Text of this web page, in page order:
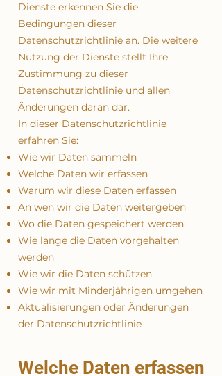
Dienste erkennen Sie die
Bedingungen dieser
Datenschutzrichtlinie an. Die weitere
Nutzung der Dienste stellt Ihre
Zustimmung zu dieser
Datenschutzrichtlinie und allen
Änderungen daran dar.
In dieser Datenschutzrichtlinie
erfahren Sie:
Wie wir Daten sammeln
Welche Daten wir erfassen
Warum wir diese Daten erfassen
An wen wir die Daten weitergeben
Wo die Daten gespeichert werden
Wie lange die Daten vorgehalten
werden
Wie wir die Daten schützen
Wie wir mit Minderjährigen umgehen
Aktualisierungen oder Änderungen
der Datenschutzrichtlinie
Welche Daten erfassen